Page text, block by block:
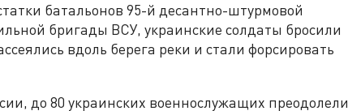
батальонов 95-й десантно-штурмовой
бригады ВСУ, украинские солдаты бросили
вдоль берега реки и стали форсировать
до 80 украинских военнослужащих преодолели